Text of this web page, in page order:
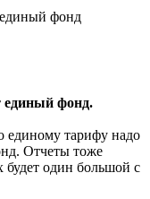
фонд
единый фонд.
единому тарифу надо
Отчеты тоже
будет один большой с